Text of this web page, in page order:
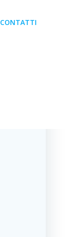
CONTATTI